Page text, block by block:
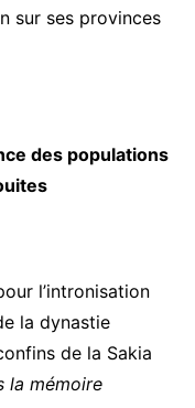
sur ses provinces
des populations
l’intronisation
la dynastie
de la Sakia
la mémoire